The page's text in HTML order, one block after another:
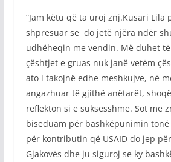
“Jam këtu që ta uroj znj.Kusari Lila
shpresuar se do jetë njëra ndër
udhëheqin me vendin. Më duhet
çështjet e gruas nuk janë vetëm
ato i takojnë edhe meshkujve, në
angazhuar të gjithë anëtarët,
reflekton si e suksesshme. Sot me
biseduam për bashkëpunimin
për kontributin që USAID do jep
Gjakovës dhe ju siguroj se ky